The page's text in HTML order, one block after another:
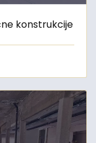
konstrukcije